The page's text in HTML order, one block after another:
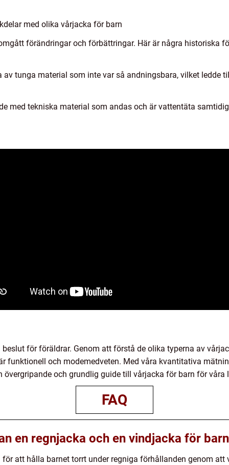
med olika vårjacka för barn
förändringar och förbättringar. Här är några historiska
tunga material som inte var så andningsbara, vilket ledde
med tekniska material som andas och är vattentäta
för föräldrar. Genom att förstå de olika typerna av
funktionell och modemedveten. Med våra kvantitativa
övergripande och grundlig guide till vårjacka för barn för våra
FAQ
en regnjacka och en vindjacka för
att hålla barnet torrt under regniga förhållanden genom att